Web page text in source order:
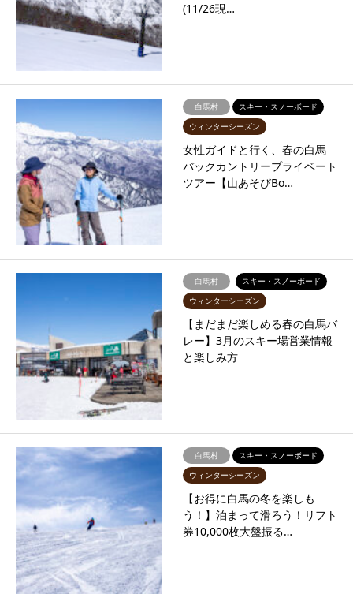
(11/26現…
白馬村
スキー・スノーボード
ウィンターシーズン
女性ガイドと行く、春の白馬
バックカントリープライベート
ツアー【山あそびBo…
白馬村
スキー・スノーボード
ウィンターシーズン
【まだまだ楽しめる春の白馬バ
レー】3月のスキー場営業情報
と楽しみ方
白馬村
スキー・スノーボード
ウィンターシーズン
【お得に白馬の冬を楽しも
う！】泊まって滑ろう！リフト
券10,000枚大盤振る…